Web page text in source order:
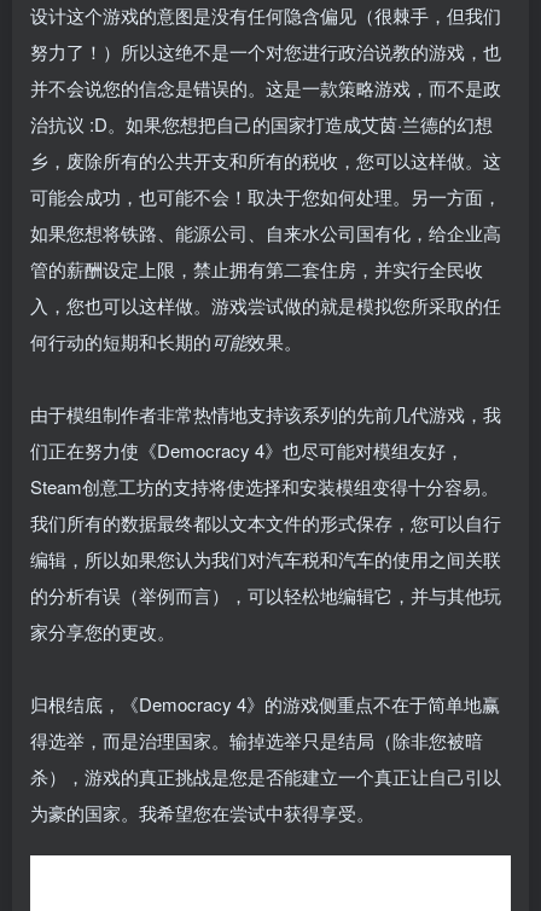
设计这个游戏的意图是没有任何隐含偏见（很棘手，但我们
努力了！）所以这绝不是一个对您进行政治说教的游戏，也
并不会说您的信念是错误的。这是一款策略游戏，而不是政
治抗议 :D。如果您想把自己的国家打造成艾茵·兰德的幻想
乡，废除所有的公共开支和所有的税收，您可以这样做。这
可能会成功，也可能不会！取决于您如何处理。另一方面，
如果您想将铁路、能源公司、自来水公司国有化，给企业高
管的薪酬设定上限，禁止拥有第二套住房，并实行全民收
入，您也可以这样做。游戏尝试做的就是模拟您所采取的任
何行动的短期和长期的可能效果。
由于模组制作者非常热情地支持该系列的先前几代游戏，我
们正在努力使《Democracy 4》也尽可能对模组友好，
Steam创意工坊的支持将使选择和安装模组变得十分容易。
我们所有的数据最终都以文本文件的形式保存，您可以自行
编辑，所以如果您认为我们对汽车税和汽车的使用之间关联
的分析有误（举例而言），可以轻松地编辑它，并与其他玩
家分享您的更改。
归根结底，《Democracy 4》的游戏侧重点不在于简单地赢
得选举，而是治理国家。输掉选举只是结局（除非您被暗
杀），游戏的真正挑战是您是否能建立一个真正让自己引以
为豪的国家。我希望您在尝试中获得享受。